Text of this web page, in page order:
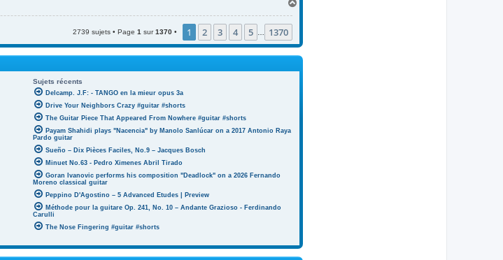
2739 sujets • Page 1 sur1370 • 1 2 3 4 5 1370
Sujets récents
Delcamp. J.F: - TANGO en la mieur opus 3a
Drive Your Neighbors Crazy #guitar #shorts
The Guitar Piece That Appeared From Nowhere #guitar #shorts
Payam Shahidi plays "Nacencia" by Manolo Sanlúcar on a 2017 Antonio Raya
Pardo guitar
Sueño – Dix Pièces Faciles, No.9 – Jacques Bosch
Minuet No.63 - Pedro Ximenes Abril Tirado
Goran Ivanovic performs his composition "Deadlock" on a 2026 Fernando
Moreno classical guitar
Peppino D'Agostino – 5 Advanced Etudes | Preview
Méthode pour la guitare Op. 241, No. 10 – Andante Grazioso - Ferdinando
Carulli
The Nose Fingering #guitar #shorts